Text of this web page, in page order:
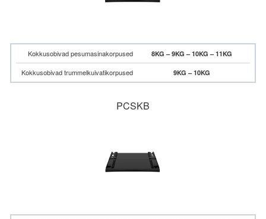
Kokkusobivad pesumasinakorpused 8KG – 9KG – 10KG – 11KG
Kokkusobivad trummelkuivatikorpused 9KG – 10KG
PCSKB